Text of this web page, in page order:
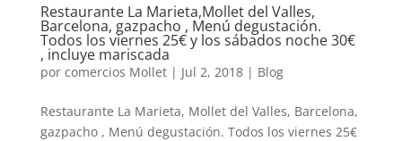
Restaurante La Marieta,Mollet del Valles,
Barcelona, gazpacho , Menú degustación.
Todos los viernes 25€ y los sábados noche 30€
, incluye mariscada
por comercios Mollet| Jul 2, 2018| Blog
Restaurante La Marieta, Mollet del Valles, Barcelona,
gazpacho , Menú degustación. Todos los viernes 25€